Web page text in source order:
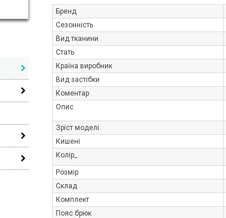
Бренд
Сезонність
Вид тканини
Стать
Країна виробник
Вид застібки
Коментар
Опис
Зріст моделі
Кишені
Колір_
Розмір
Склад
Комплект
Пояс брюк